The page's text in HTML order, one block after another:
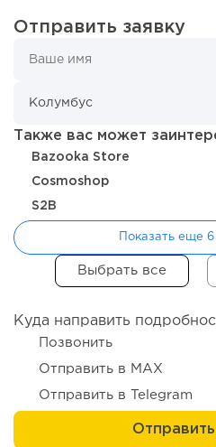
Coffee Way приступил к
От стартапа за 30 тысяч
миллиарды:...
Отправить заявку
Также вас может
Bazooka Store
Cosmoshop
S2B
Показать еще
Куда направить
Позвонить
Отправить в MAX
Отправить в Telegram